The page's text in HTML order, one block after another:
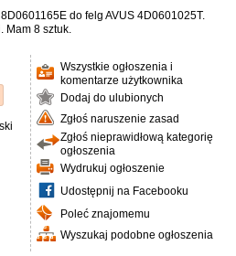
do felg AVUS 4D0601025T.
Mam 8 sztuk.
Wszystkie ogłoszenia i
komentarze użytkownika
Dodaj do ulubionych
Zgłoś naruszenie zasad
Zgłoś nieprawidłową kategorię
ogłoszenia
Wydrukuj ogłoszenie
Udostępnij na Facebooku
Poleć znajomemu
Wyszukaj podobne ogłoszenia